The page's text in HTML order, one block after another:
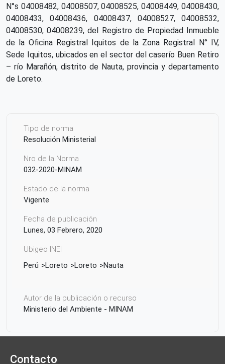
N°s 04008482, 04008507, 04008525, 04008449, 04008430,
04008433, 04008436, 04008437, 04008527, 04008532,
04008530, 04008239, del Registro de Propiedad Inmueble
de la Oficina Registral Iquitos de la Zona Registral N° IV,
Sede Iquitos, ubicados en el sector del caserío Buen Retiro
– río Marañón, distrito de Nauta, provincia y departamento
de Loreto.
Tipo de norma
Resolución Ministerial
Nro de la Norma
032-2020-MINAM
Estado de la norma
Vigente
Fecha de publicación
Lunes, 03 Febrero, 2020
Ubigeo INEI
Perú
Loreto Loreto Nauta
Autor de la publicación o recurso
Ministerio del Ambiente - MINAM
Contacto